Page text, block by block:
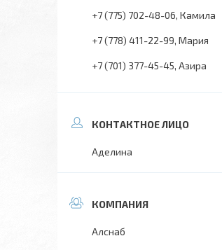
+7 (775) 702-48-06 Камила
+7 (778) 411-22-99 Мария
+7 (701) 377-45-45 Азира
Аделина
Алснаб